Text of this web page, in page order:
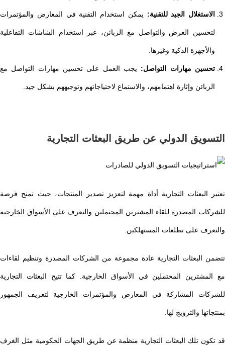
الاستغلال الجيد للتقنية: يمكن استخدام التقنية في المعارض والمؤتمرات
لتحسين العرض والتواصل مع الزبائن، عبر استخدام الشاشات التفاعلية
والأجهزة الذكية وغيرها.
تحسين مهارات التواصل: يجب العمل على تحسين مهارات التواصل مع
الزبائن وإثارة اهتمامهم، والاستماع لاحتياجاتهم وتوجيههم بشكل جيد.
التسويق الدولي عن طريق البعثات التجارية
تعتبر البعثات التجارية أداة مهمة لتعزيز تصدير المنتجات، حيث تمنح فرصة
للشركات المصدرة للقاء المشترين المحتملين والتعرف على الأسواق الخارجية
والتعرف على تطلعات المستهلكين.
تتضمن البعثات التجارية عادة مجموعة من الشركات المصدرة وتنظيم لقاءات
مع المشترين المحتملين في الأسواق الخارجية. كما تتيح البعثات التجارية
للشركات المشاركة في المعارض والمؤتمرات الخارجية لتعريف الجمهور
بمنتجاتها والترويج لها.
قد تكون تلك البعثات التجارية منظمة عن طريق الجهات الحكومية مثل الغرف